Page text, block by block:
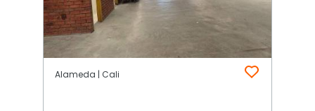
Alameda | Cali